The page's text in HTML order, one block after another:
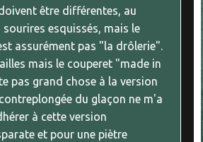
être différentes, au
sourires esquissés, mais le
assurément pas "la drôlerie".
mais le couperet "made in
pas grand chose à la version
du glaçon ne m'a
à cette version
et pour une piètre